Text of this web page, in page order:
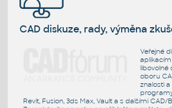
CAD diskuze, rady, výměna
Veřejné
libovolné
oboru
znalosti
Revit, Fusion, 3ds Max, Vault a s dalšími